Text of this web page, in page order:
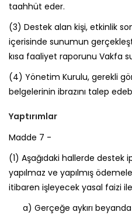
taahhüt eder.
(3) Destek alan kişi, etkinlik
içerisinde sunumun
kısa faaliyet raporunu Vakfa
(4) Yönetim Kurulu, gerekli
belgelerinin ibrazını talep
Yaptırımlar
Madde 7 -
(1) Aşağıdaki hallerde destek
yapılmaz ve yapılmış
itibaren işleyecek yasal faizi
a) Gerçeğe aykırı